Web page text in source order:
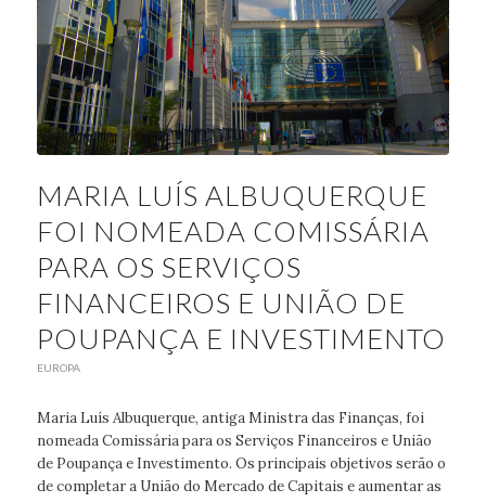
MARIA LUÍS ALBUQUERQUE
FOI NOMEADA COMISSÁRIA
PARA OS SERVIÇOS
FINANCEIROS E UNIÃO DE
POUPANÇA E INVESTIMENTO
EUROPA
Maria Luís Albuquerque, antiga Ministra das Finanças, foi
nomeada Comissária para os Serviços Financeiros e União
de Poupança e Investimento. Os principais objetivos serão o
de completar a União do Mercado de Capitais e aumentar as